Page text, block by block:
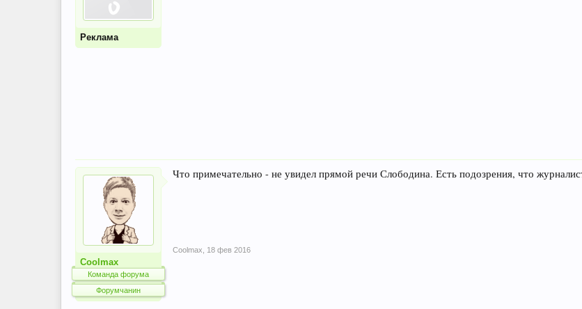
Реклама
Coolmax
Команда форума
Форумчанин
Что примечательно - не увидел прямой речи Слободина. Есть подозрения, что
Coolmax 18 фев 2016